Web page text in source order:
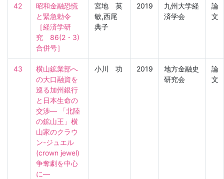
42
昭和金融恐慌
と緊急勅令
［経済学研
究　86(2・3)
合併号］
宮地 英
敏,西尾
典子
2019
九州大学経
済学会
論
文
43
横山鉱業部へ
の大口融資を
巡る加州銀行
と日本生命の
交渉― 「北陸
の鉱山王」横
山家のクラウ
ン-ジュエル
(crown jewel)
争奪劇を中心
に―
小川 功 2019
地方金融史
研究会
論
文